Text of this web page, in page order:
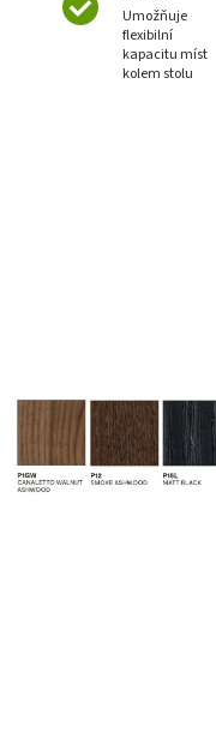
Umožňuje
flexibilní
kapacitu míst
kolem stolu